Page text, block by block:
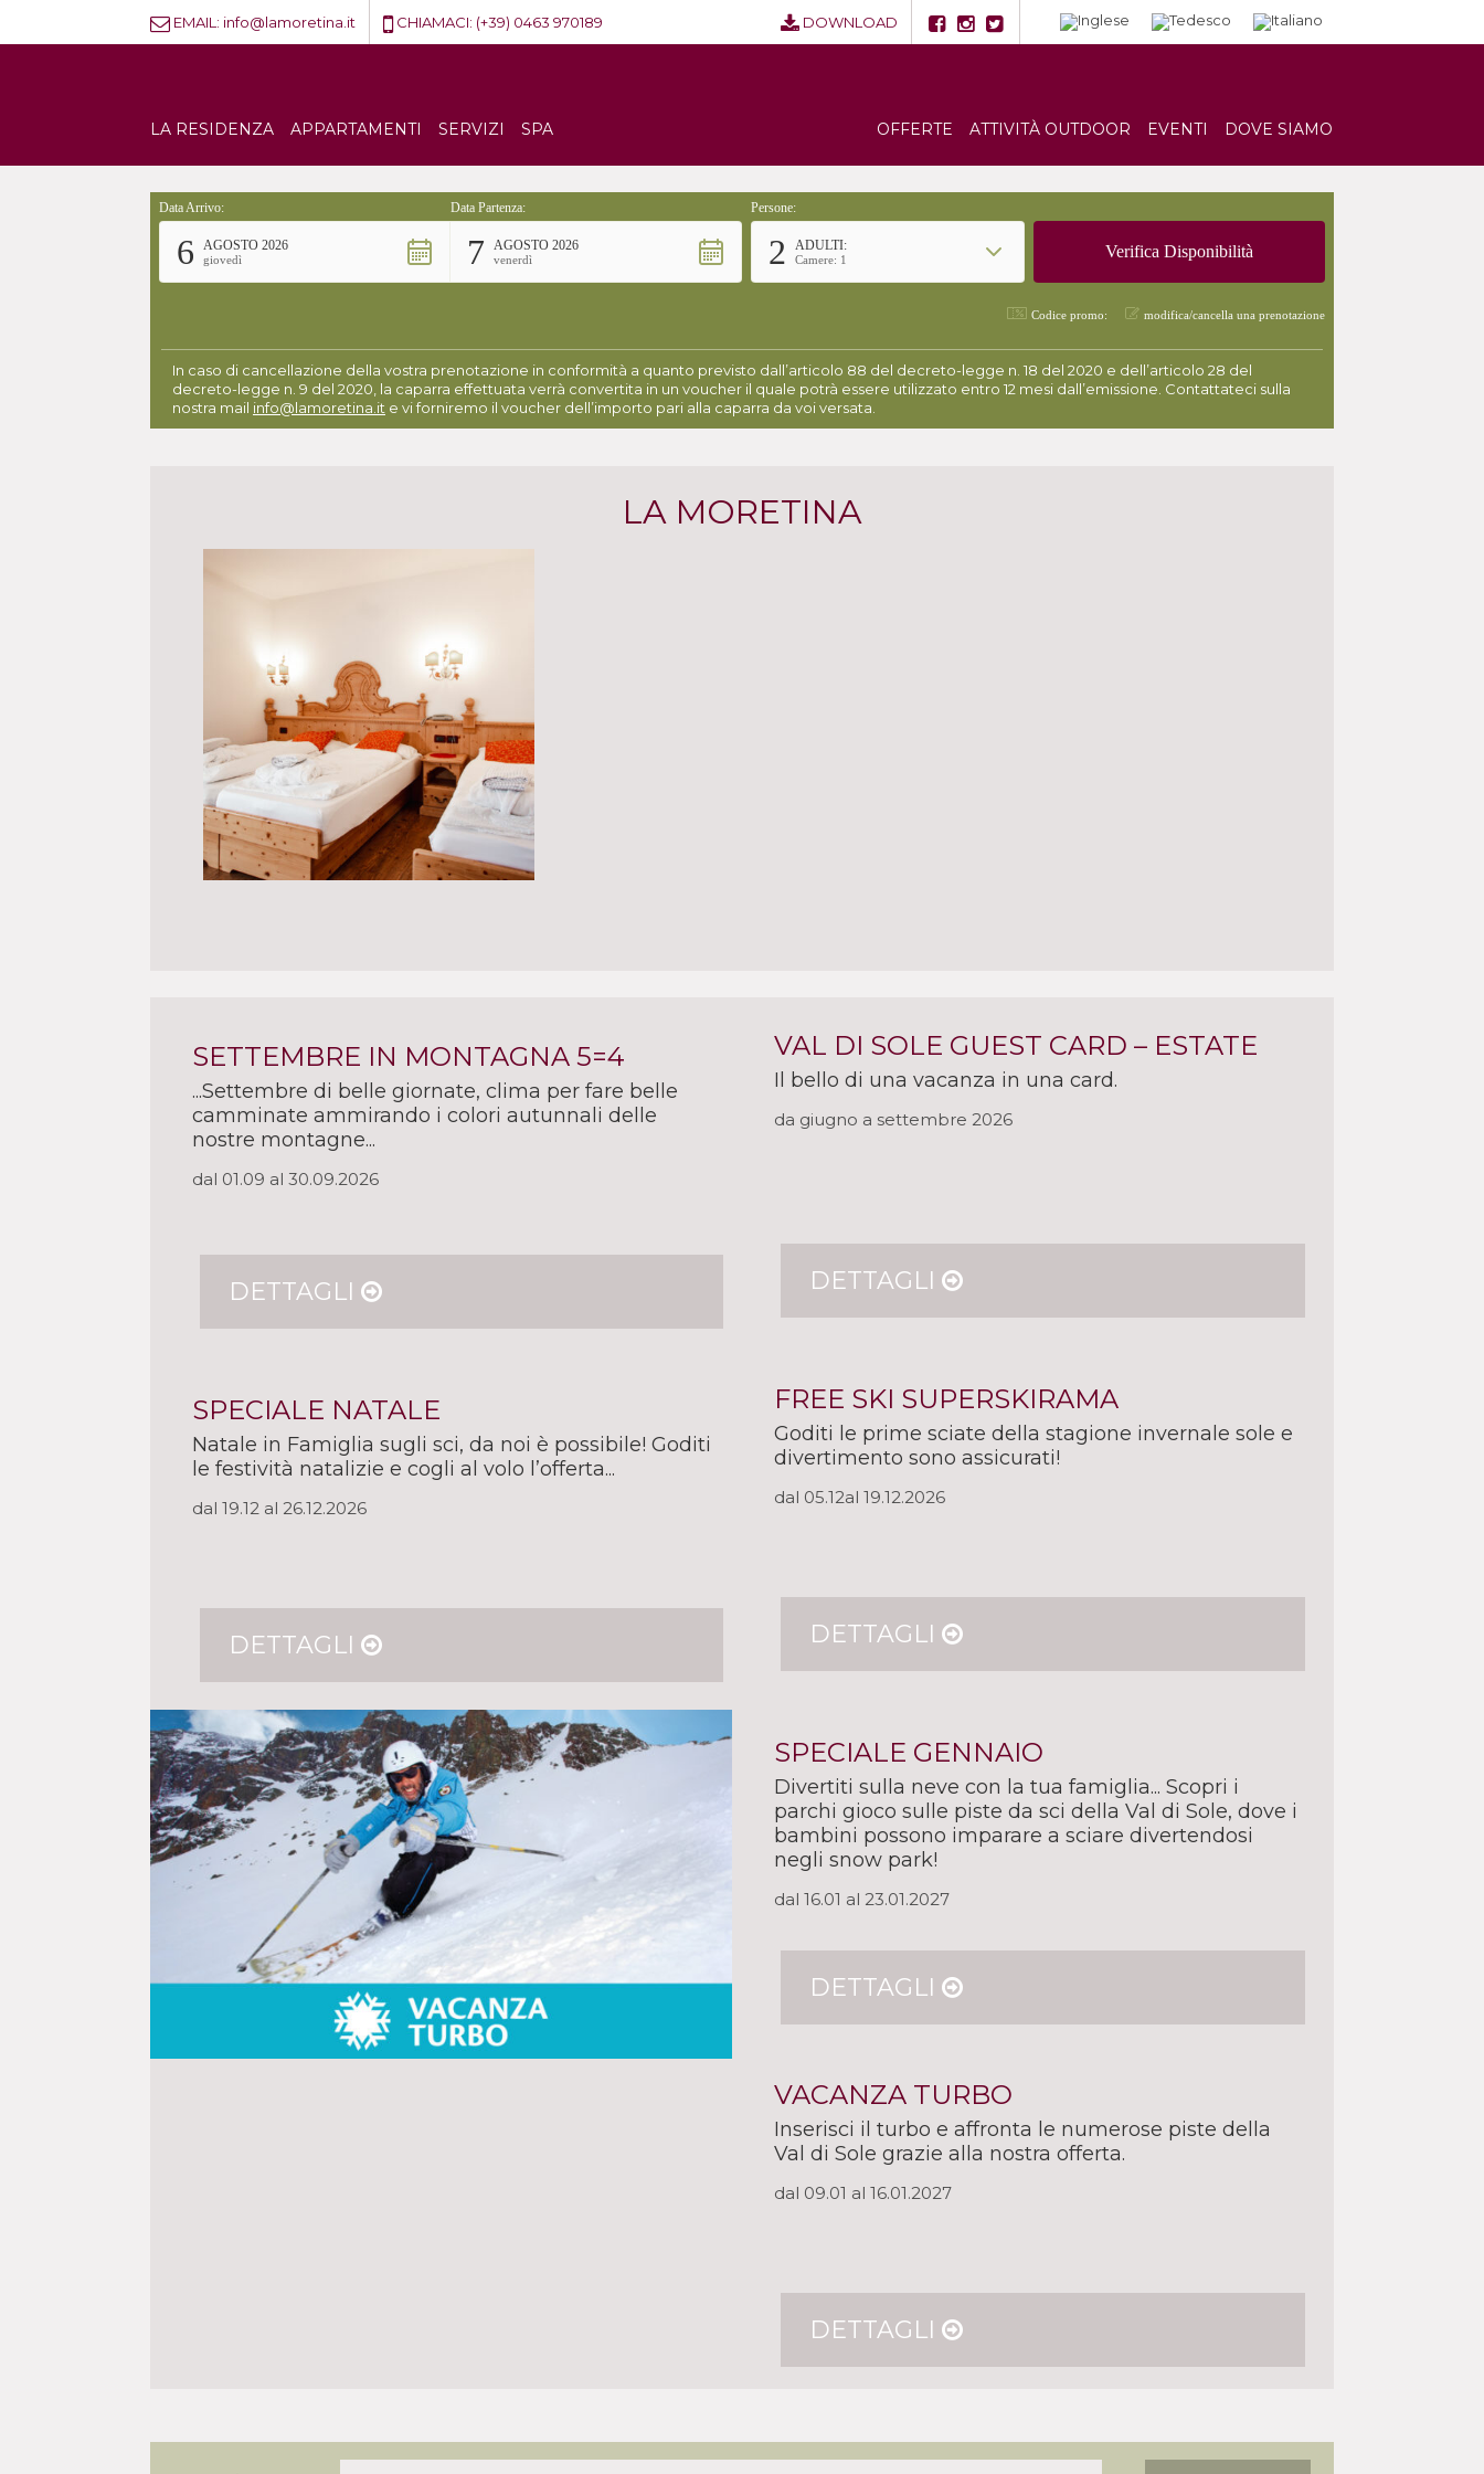
EMAIL: info@lamoretina.it CHIAMACI: (+39) 0463 970189 DOWNLOAD
LA RESIDENZA APPARTAMENTI SERVIZI SPA DOVE SIAMO
EVENTI
ATTIVITÀ OUTDOOR
OFFERTE
Data Arrivo:
6 AGOSTO 2026
giovedì
Data Partenza:
7 AGOSTO 2026
venerdì
Persone:
2 ADULTI:
Camere: 1
Codice promo: modifica/cancella una prenotazione
In caso di cancellazione della vostra prenotazione in conformità a quanto previsto dall’articolo 88 del decreto-legge n. 18 del 2020 e dell’articolo 28 del
decreto-legge n. 9 del 2020, la caparra effettuata verrà convertita in un voucher il quale potrà essere utilizzato entro 12 mesi dall’emissione. Contattateci sulla
nostra mail info@lamoretina.it e vi forniremo il voucher dell’importo pari alla caparra da voi versata.
LA MORETINA
VAL DI SOLE GUEST CARD – ESTATE
Il bello di una vacanza in una card.
da giugno a settembre 2026
DETTAGLI
SETTEMBRE IN MONTAGNA 5=4
...Settembre di belle giornate, clima per fare belle
camminate ammirando i colori autunnali delle
nostre montagne...
dal 01.09 al 30.09.2026
DETTAGLI
FREE SKI SUPERSKIRAMA
Goditi le prime sciate della stagione invernale sole e
divertimento sono assicurati!
dal 05.12al 19.12.2026
DETTAGLI
SPECIALE NATALE
Natale in Famiglia sugli sci, da noi è possibile! Goditi
le festività natalizie e cogli al volo l’offerta...
dal 19.12 al 26.12.2026
DETTAGLI
SPECIALE GENNAIO
Divertiti sulla neve con la tua famiglia... Scopri i
parchi gioco sulle piste da sci della Val di Sole, dove i
bambini possono imparare a sciare divertendosi
negli snow park!
dal 16.01 al 23.01.2027
DETTAGLI
VACANZA TURBO
Inserisci il turbo e affronta le numerose piste della
Val di Sole grazie alla nostra offerta.
dal 09.01 al 16.01.2027
DETTAGLI